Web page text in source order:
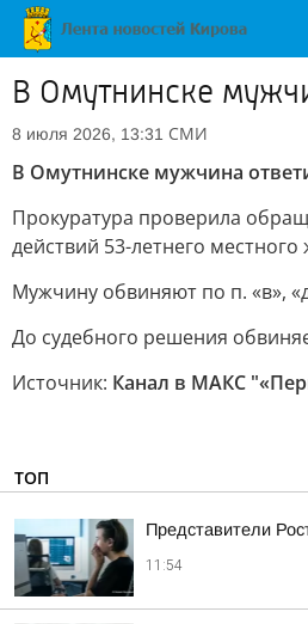
В Омутнинске
8 июля 2026, 13:31 СМИ
В Омутнинске мужчина
Прокуратура проверила
действий 53-летнего местного
Мужчину обвиняют по п. «в»,
До судебного решения
Источник: Канал в МАКС
ТОП
Представители
11:54